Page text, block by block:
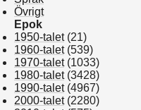
Övrigt
Epok
1950-talet(21)
1960-talet(539)
1970-talet(1033)
1980-talet(3428)
1990-talet(4967)
2000-talet(2280)